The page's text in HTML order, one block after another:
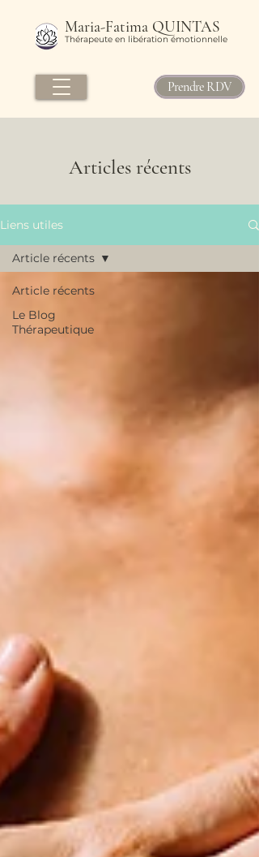
Maria-Fatima QUINTAS
Thérapeute en libération émotionnelle
Prendre RDV
Articles récents
Liens utiles
Article récents
Le Blog
Thérapeutique
Article récents